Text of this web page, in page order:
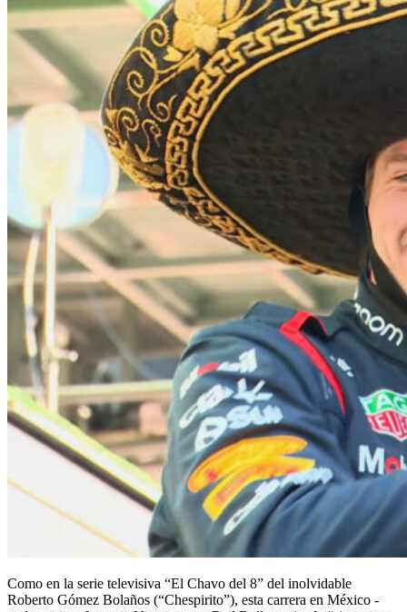
Como en la serie televisiva “El Chavo del 8” del inolvidable
Roberto Gómez Bolaños (“Chespirito”), esta carrera en México -